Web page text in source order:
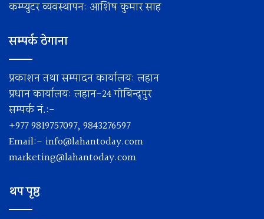
कम्प्युटर व्यवस्थापन: आशिष कुमार साह
सम्पर्क ठेगाना
प्रकाशन तथा सम्पादन कार्यालय: लहान
प्रधान कार्यालय: लहान-24 गोबिन्द्पुर
सम्पर्क नं.:-
+977 9819757097, 9843276597
Email:- info@lahantoday.com
marketing@lahantoday.com
थप पृष्ठ